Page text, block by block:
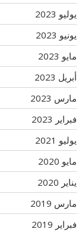
يوليو 2023
يونيو 2023
مايو 2023
أبريل 2023
مارس 2023
فبراير 2023
يوليو 2021
مايو 2020
يناير 2020
مارس 2019
فبراير 2019